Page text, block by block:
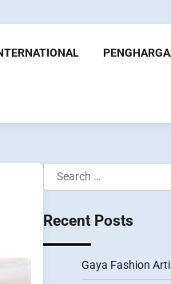
Search
for:
Recent Posts
Gaya Fashion